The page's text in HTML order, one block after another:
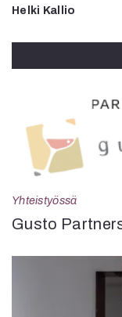
Helki Kallio
Yhteistyössä
Gusto